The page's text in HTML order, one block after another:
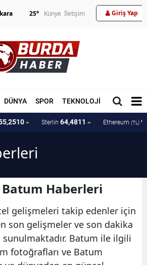
25° Künye İletişim Giriş Yap
DÜNYA SPOR TEKNOLOJİ MAGAZİN
Sterlin 64,4811 Ethereum (TL)
Haberleri
gelişmeleri takip edenler için
son gelişmeler ve son dakika
Batum ile ilgili
fotoğrafları ve Batum